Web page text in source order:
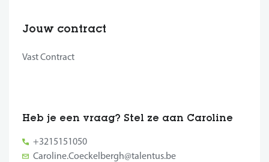
Jouw contract
Vast Contract
Heb je een vraag? Stel ze aan Caroline
+3215151050
Caroline.Coeckelbergh@talentus.be